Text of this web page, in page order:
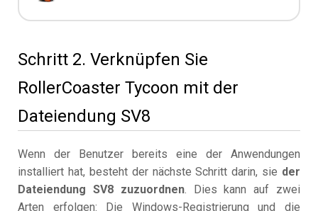
Schritt 2. Verknüpfen Sie
RollerCoaster Tycoon mit der
Dateiendung SV8
Wenn der Benutzer bereits eine der Anwendungen
installiert hat, besteht der nächste Schritt darin, sie der
Dateiendung SV8 zuzuordnen. Dies kann auf zwei
Arten erfolgen: Die Windows-Registrierung und die